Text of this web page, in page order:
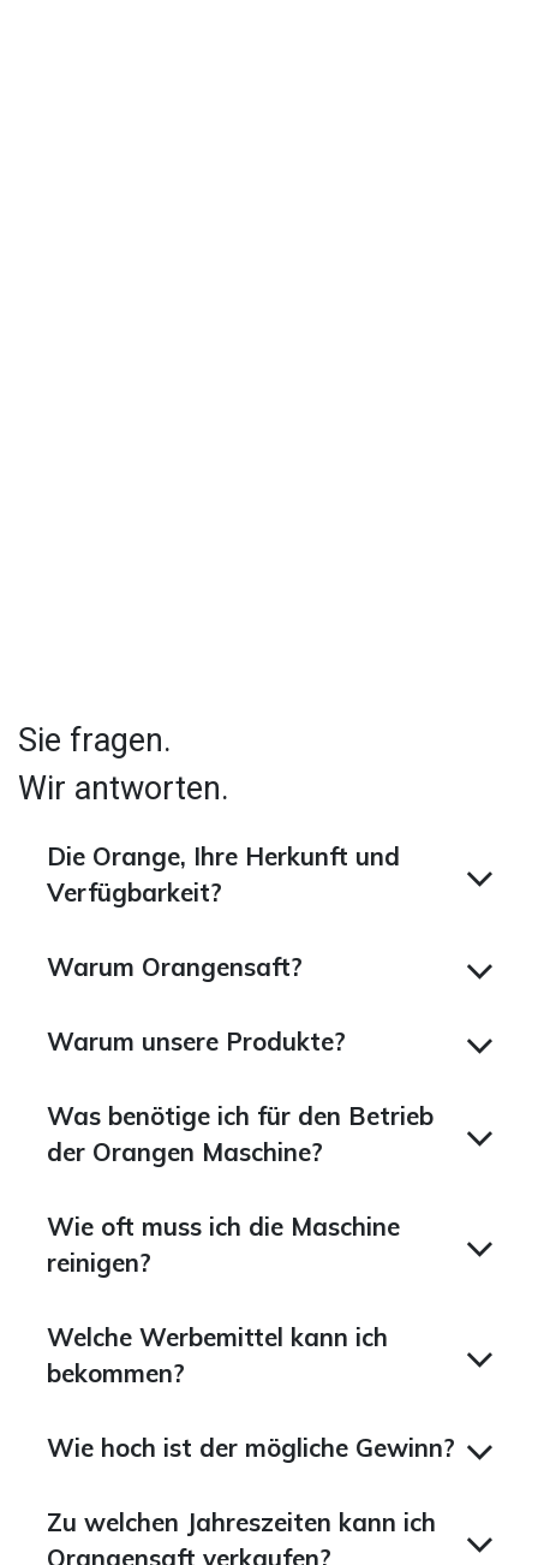
Sie fragen.
Wir antworten.
Die Orange, Ihre Herkunft und
Verfügbarkeit?
Warum Orangensaft?
Warum unsere Produkte?
Was benötige ich für den Betrieb
der Orangen Maschine?
Wie oft muss ich die Maschine
reinigen?
Welche Werbemittel kann ich
bekommen?
Wie hoch ist der mögliche Gewinn?
Zu welchen Jahreszeiten kann ich
Orangensaft verkaufen?